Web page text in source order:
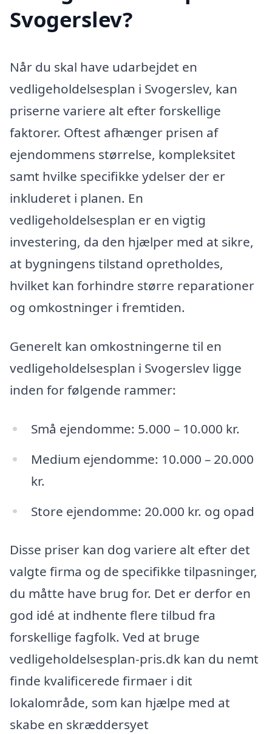
Svogerslev?
Når du skal have udarbejdet en
vedligeholdelsesplan i Svogerslev, kan
priserne variere alt efter forskellige
faktorer. Oftest afhænger prisen af
ejendommens størrelse, kompleksitet
samt hvilke specifikke ydelser der er
inkluderet i planen. En
vedligeholdelsesplan er en vigtig
investering, da den hjælper med at sikre,
at bygningens tilstand opretholdes,
hvilket kan forhindre større reparationer
og omkostninger i fremtiden.
Generelt kan omkostningerne til en
vedligeholdelsesplan i Svogerslev ligge
inden for følgende rammer:
Små ejendomme: 5.000 – 10.000 kr.
Medium ejendomme: 10.000 – 20.000
kr.
Store ejendomme: 20.000 kr. og opad
Disse priser kan dog variere alt efter det
valgte firma og de specifikke tilpasninger,
du måtte have brug for. Det er derfor en
god idé at indhente flere tilbud fra
forskellige fagfolk. Ved at bruge
vedligeholdelsesplan-pris.dk kan du nemt
finde kvalificerede firmaer i dit
lokalområde, som kan hjælpe med at
skabe en skræddersyet